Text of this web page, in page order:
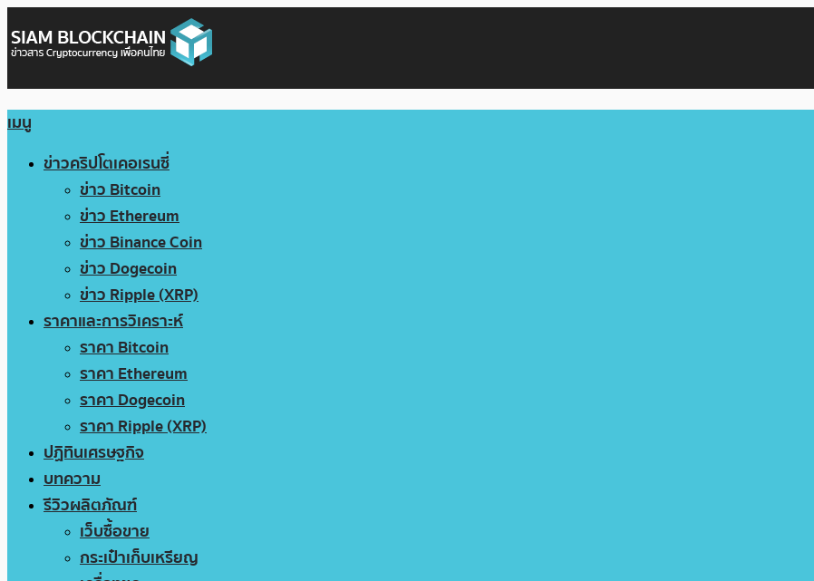
เมนู
ข่าวคริปโตเคอเรนซี่
ข่าว Bitcoin
ข่าว Ethereum
ข่าว Binance Coin
ข่าว Dogecoin
ข่าว Ripple (XRP)
ราคาและการวิเคราะห์
ราคา Bitcoin
ราคา Ethereum
ราคา Dogecoin
ราคา Ripple (XRP)
ปฏิทินเศรษฐกิจ
บทความ
รีวิวผลิตภัณฑ์
เว็บซื้อขาย
กระเป๋าเก็บเหรียญ